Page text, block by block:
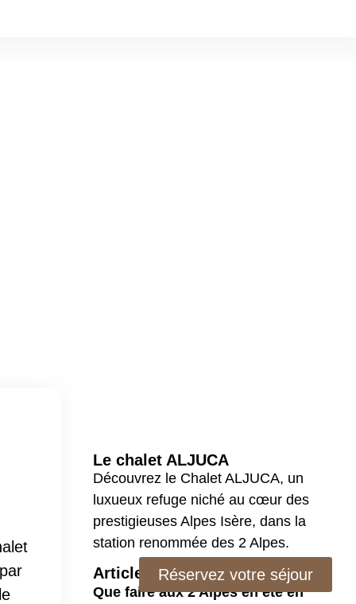
Le chalet ALJUCA
Découvrez le Chalet ALJUCA, un
luxueux refuge niché au cœur des
prestigieuses Alpes Isère, dans la
station renommée des 2 Alpes.
Articles
Que faire aux 2 Alpes en été en
Réservez votre séjour